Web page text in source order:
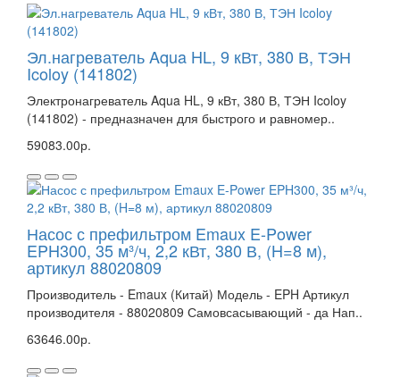
Эл.нагреватель Aqua HL, 9 кВт, 380 В, ТЭН
Icoloy (141802)
Электронагреватель Aqua HL, 9 кВт, 380 В, ТЭН Icoloy
(141802) - предназначен для быстрого и равномер..
59083.00р.
Насос с префильтром Emaux E-Power
EPH300, 35 м³/ч, 2,2 кВт, 380 В, (H=8 м),
артикул 88020809
Производитель - Emaux (Китай) Модель - EPH Артикул
производителя - 88020809 Самовсасывающий - да Нап..
63646.00р.